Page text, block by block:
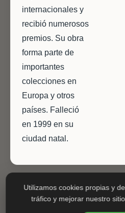
internacionales y
recibió numerosos
premios. Su obra
forma parte de
importantes
colecciones en
Europa y otros
países. Falleció
en 1999 en su
ciudad natal.
Utilizamos cookies propias y
tráfico y mejorar nuestro sitio